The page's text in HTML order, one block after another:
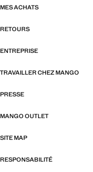
MES ACHATS
RETOURS
ENTREPRISE
TRAVAILLER CHEZ MANGO
PRESSE
MANGO OUTLET
SITE MAP
RESPONSABILITÉ